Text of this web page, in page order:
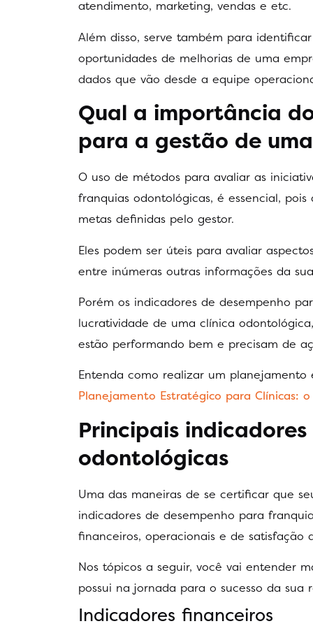
atendimento, marketing, vendas e etc.
Além disso, serve também para
oportunidades de melhorias de uma
dados que vão desde a equipe
Qual a importância
para a gestão de
O uso de métodos para avaliar as
franquias odontológicas, é essencial,
metas definidas pelo gestor.
Eles podem ser úteis para avaliar
entre inúmeras outras informações da
Porém os indicadores de desempenho
lucratividade de uma clínica
estão performando bem e precisam de
Entenda como realizar um
Planejamento Estratégico para Clínicas:
Principais
odontológicas
Uma das maneiras de se certificar que
indicadores de desempenho para
financeiros, operacionais e de satisfação
Nos tópicos a seguir, você vai entender
possui na jornada para o sucesso da
Indicadores financeiros